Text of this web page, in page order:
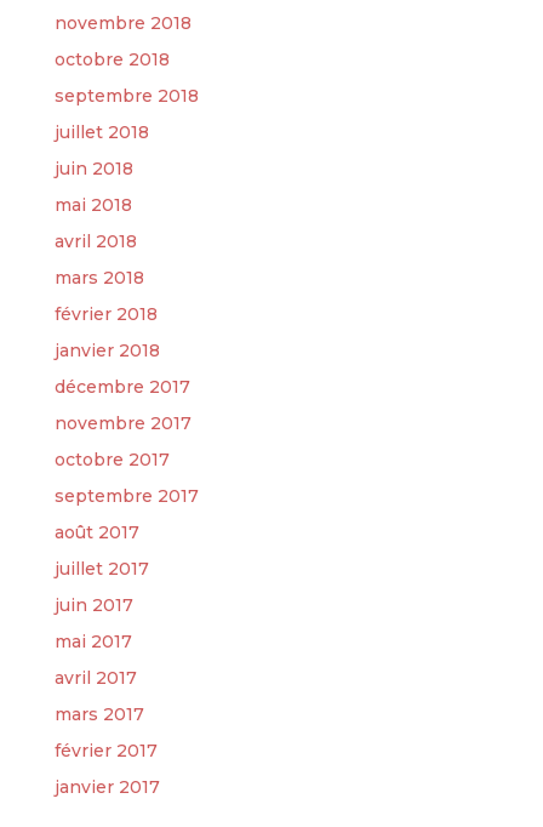
novembre 2018
octobre 2018
septembre 2018
juillet 2018
juin 2018
mai 2018
avril 2018
mars 2018
février 2018
janvier 2018
décembre 2017
novembre 2017
octobre 2017
septembre 2017
août 2017
juillet 2017
juin 2017
mai 2017
avril 2017
mars 2017
février 2017
janvier 2017